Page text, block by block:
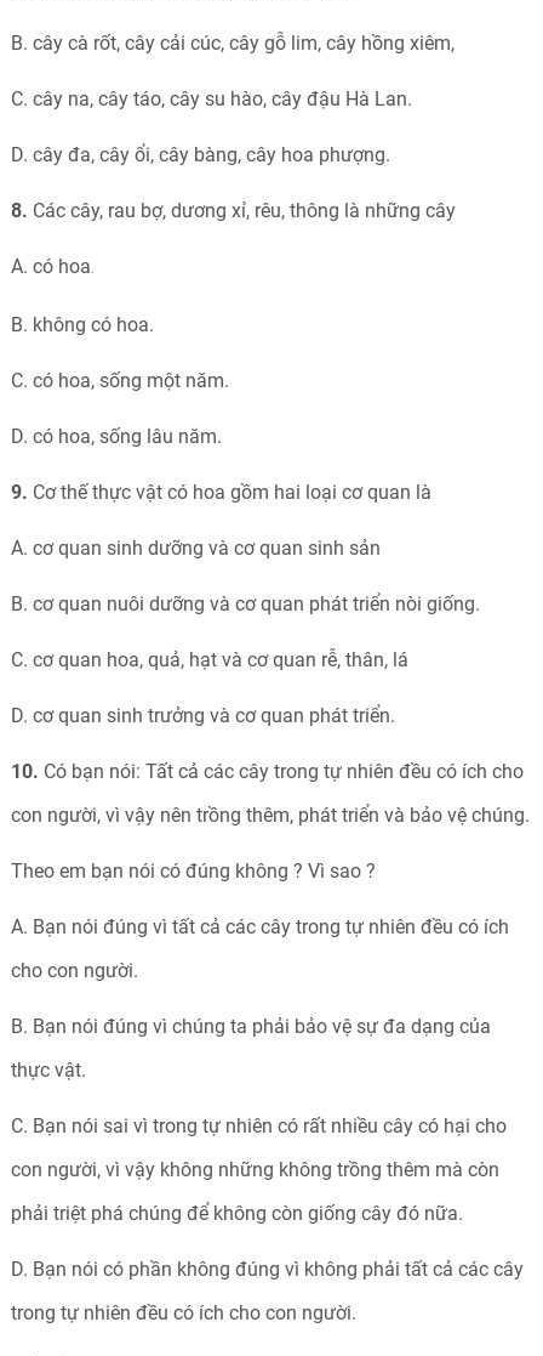
B. cây cà rốt, cây cải cúc, cây gỗ lim, cây hồng xiêm,
C. cây na, cây táo, cây su hào, cây đậu Hà Lan.
D. cây đa, cây ổi, cây bàng, cây hoa phượng.
8. Các cây, rau bợ, dương xỉ, rêu, thông là những cây
A. có hoa
B. không có hoa.
C. có hoa, sống một năm.
D. có hoa, sống lâu năm.
9. Cơ thế thực vật có hoa gồm hai loại cơ quan là
A. cơ quan sinh dưỡng và cơ quan sinh sản
B. cơ quan nuôi dưỡng và cơ quan phát triển nòi giống.
C. cơ quan hoa, quả, hạt và cơ quan rễ, thân, lá
D. cơ quan sinh trưởng và cơ quan phát triển.
10. Có bạn nói: Tất cả các cây trong tự nhiên đều có ích cho
con người, vì vậy nên trồng thêm, phát triển và bảo vệ chúng.
Theo em bạn nói có đúng không ? Vì sao ?
A. Bạn nói đúng vì tất cả các cây trong tự nhiên đều có ích
cho con người.
B. Bạn nói đúng vì chúng ta phải bảo vệ sự đa dạng của
thực vật.
C. Bạn nói sai vì trong tự nhiên có rất nhiều cây có hại cho
con người, vì vậy không những không trồng thêm mà còn
phải triệt phá chúng để không còn giống cây đó nữa.
D. Bạn nói có phần không đúng vì không phải tất cả các cây
trong tự nhiên đều có ích cho con người.